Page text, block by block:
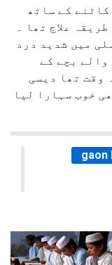
کے ساتھ
علاج تھا ۔
میں شدید درد
والے بچے کے
وقت تھا دیسی
خوب سہارا لیا
gaon